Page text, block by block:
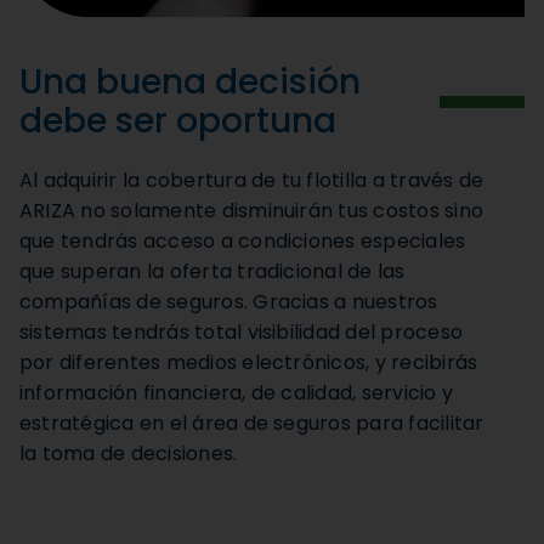
Una buena decisión
debe ser oportuna
Al adquirir la cobertura de tu flotilla a través de
ARIZA no solamente disminuirán tus costos sino
que tendrás acceso a condiciones especiales
que superan la oferta tradicional de las
compañías de seguros. Gracias a nuestros
sistemas tendrás total visibilidad del proceso
por diferentes medios electrónicos, y recibirás
información financiera, de calidad, servicio y
estratégica en el área de seguros para facilitar
la toma de decisiones.